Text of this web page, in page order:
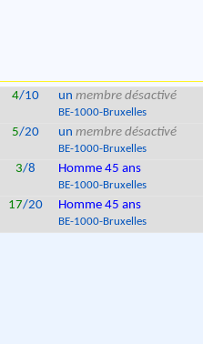
4/10 un membre désactivé
BE-1000-Bruxelles
5/20 un membre désactivé
BE-1000-Bruxelles
3/8 Homme 45 ans
BE-1000-Bruxelles
17/20 Homme 45 ans
BE-1000-Bruxelles